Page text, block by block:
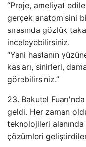
“Proje, ameliyat
gerçek anatomisini
sırasında gözlük
inceleyebilirsiniz.
“Yani hastanın
kasları, sinirleri,
görebilirsiniz.”
23. Bakutel
geldi. Her zaman
teknolojileri
çözümleri